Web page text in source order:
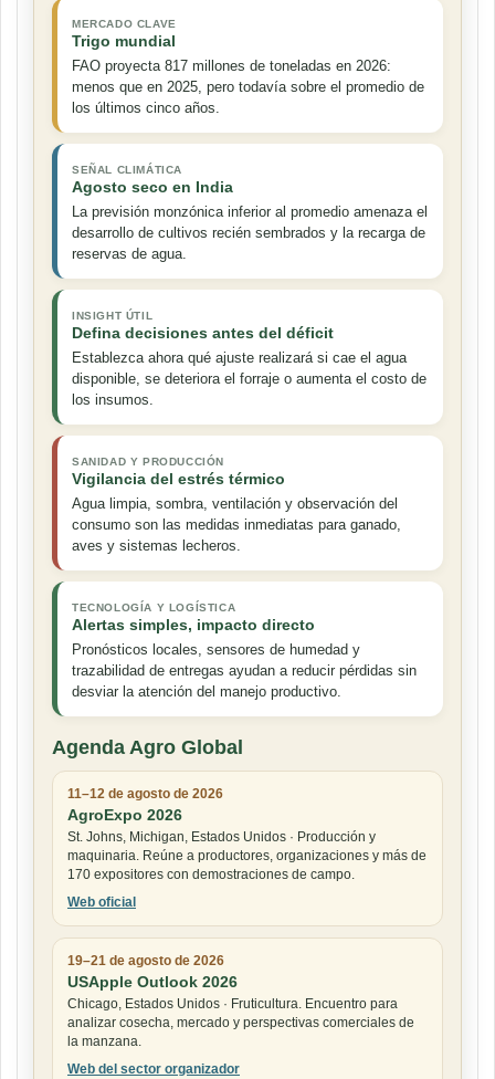
MERCADO CLAVE
Trigo mundial
FAO proyecta 817 millones de toneladas en 2026:
menos que en 2025, pero todavía sobre el promedio de
los últimos cinco años.
SEÑAL CLIMÁTICA
Agosto seco en India
La previsión monzónica inferior al promedio amenaza el
desarrollo de cultivos recién sembrados y la recarga de
reservas de agua.
INSIGHT ÚTIL
Defina decisiones antes del déficit
Establezca ahora qué ajuste realizará si cae el agua
disponible, se deteriora el forraje o aumenta el costo de
los insumos.
SANIDAD Y PRODUCCIÓN
Vigilancia del estrés térmico
Agua limpia, sombra, ventilación y observación del
consumo son las medidas inmediatas para ganado,
aves y sistemas lecheros.
TECNOLOGÍA Y LOGÍSTICA
Alertas simples, impacto directo
Pronósticos locales, sensores de humedad y
trazabilidad de entregas ayudan a reducir pérdidas sin
desviar la atención del manejo productivo.
Agenda Agro Global
11–12 de agosto de 2026
AgroExpo 2026
St. Johns, Michigan, Estados Unidos · Producción y
maquinaria. Reúne a productores, organizaciones y más de
170 expositores con demostraciones de campo.
Web oficial
19–21 de agosto de 2026
USApple Outlook 2026
Chicago, Estados Unidos · Fruticultura. Encuentro para
analizar cosecha, mercado y perspectivas comerciales de
la manzana.
Web del sector organizador